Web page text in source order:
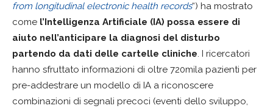
from longitudinal electronic health records“) ha mostrato
come l’Intelligenza Artificiale (IA) possa essere di
aiuto nell’anticipare la diagnosi del disturbo
partendo da dati delle cartelle cliniche. I ricercatori
hanno sfruttato informazioni di oltre 720mila pazienti per
pre-addestrare un modello di IA a riconoscere
combinazioni di segnali precoci (eventi dello sviluppo,